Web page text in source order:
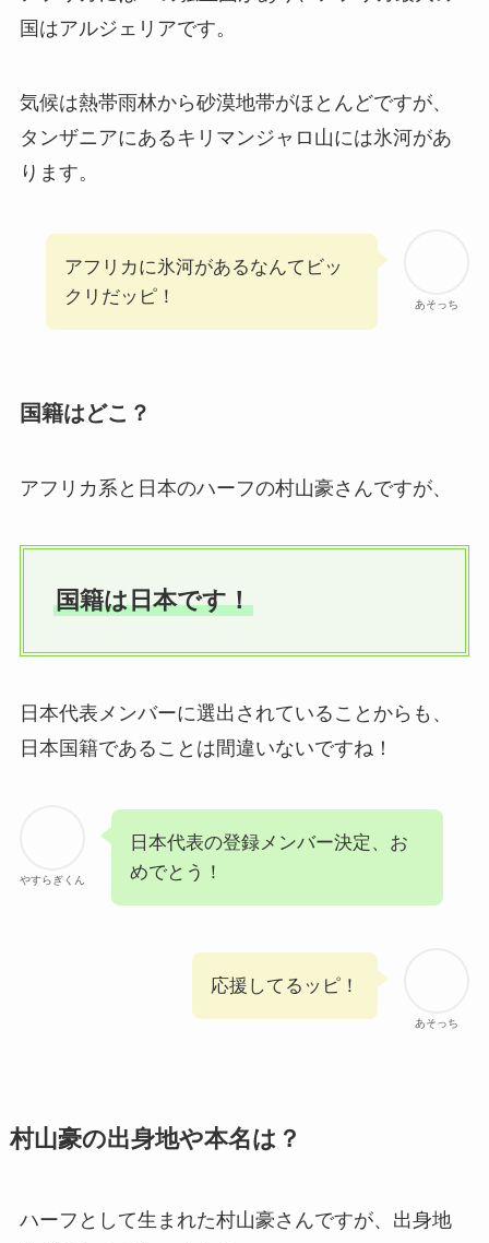
国はアルジェリアです。
気候は熱帯雨林から砂漠地帯がほとんどですが、
タンザニアにあるキリマンジャロ山には氷河があ
ります。
あそっち
アフリカに氷河があるなんてビッ
クリだッピ！
国籍はどこ？
アフリカ系と日本のハーフの村山豪さんですが、
国籍は日本です！
日本代表メンバーに選出されていることからも、
日本国籍であることは間違いないですね！
やすらぎくん
日本代表の登録メンバー決定、お
めでとう！
あそっち
応援してるッピ！
村山豪の出身地や本名は？
ハーフとして生まれた村山豪さんですが、出身地